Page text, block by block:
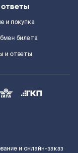
и покупка
билета
и ответы
и онлайн-заказ